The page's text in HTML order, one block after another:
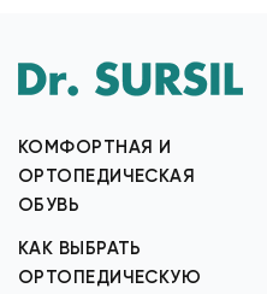
КОМФОРТНАЯ И
ОРТОПЕДИЧЕСКАЯ
ОБУВЬ
КАК ВЫБРАТЬ
ОРТОПЕДИЧЕСКУЮ